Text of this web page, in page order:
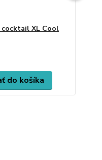
XL Cool
do košíka